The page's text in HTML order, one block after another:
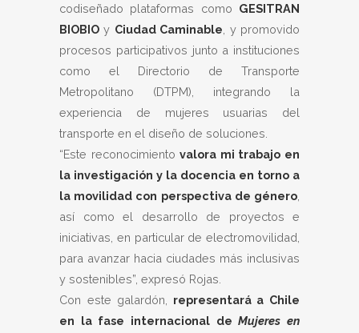
codiseñado plataformas como GESITRAN
BIOBIO y Ciudad Caminable , y promovido
procesos participativos junto a instituciones
como el Directorio de Transporte
Metropolitano (DTPM), integrando la
experiencia de mujeres usuarias del
transporte en el diseño de soluciones.
“Este reconocimientovalora mi trabajo en
la investigación y la docencia en torno a
la movilidad con perspectiva de género
así como el desarrollo de proyectos e
iniciativas, en particular de electromovilidad,
para avanzar hacia ciudades más inclusivas
y sostenibles”, expresó Rojas.
Con este galardón,
representará a Chile
en la fase internacional deMujeres en